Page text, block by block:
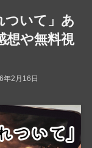
ついて」あ
想や無料視
年2月16日